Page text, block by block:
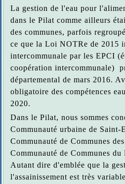
La gestion de l'eau pour
dans le Pilat comme ailleurs
des communes, parfois
ce que la Loi NOTRe de 2015
intercommunale par les EPCI
coopération intercommunale)
départemental de mars 2016.
obligatoire des compétences
2020.
Dans le Pilat, nous sommes
Communauté urbaine de
Communauté de Communes
Communauté de Communes
Autant dire d'emblée que la
l'assainissement est très